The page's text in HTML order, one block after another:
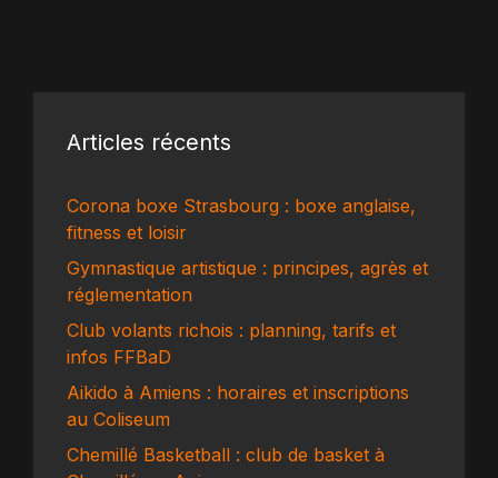
Articles récents
Corona boxe Strasbourg : boxe anglaise,
fitness et loisir
Gymnastique artistique : principes, agrès et
réglementation
Club volants richois : planning, tarifs et
infos FFBaD
Aikido à Amiens : horaires et inscriptions
au Coliseum
Chemillé Basketball : club de basket à